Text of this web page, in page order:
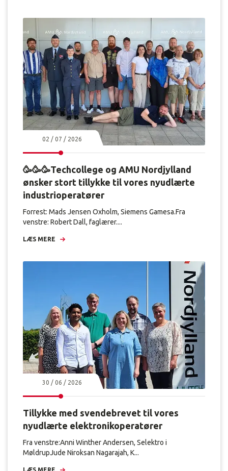
02 / 07 / 2026
🥳🥳🥳Techcollege og AMU Nordjylland
ønsker stort tillykke til vores nyudlærte
industrioperatører
Forrest: Mads Jensen Oxholm, Siemens Gamesa.Fra
venstre: Robert Dall, faglærer....
LÆS MERE
30 / 06 / 2026
Tillykke med svendebrevet til vores
nyudlærte elektronikoperatører
Fra venstre:Anni Winther Andersen, Selektro i
MøldrupJude Niroksan Nagarajah, K...